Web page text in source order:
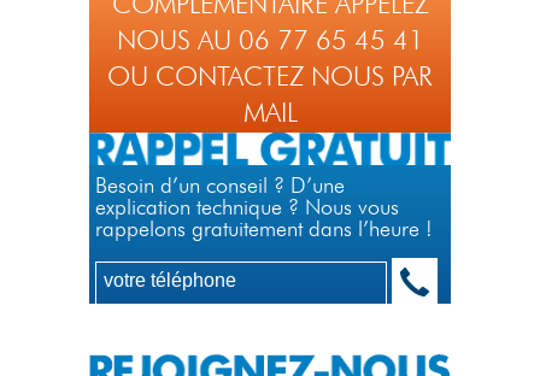
NOUS AU 06 77 65 45 41
OU CONTACTEZ NOUS PAR
MAIL
Besoin d’un conseil ? D’une
explication technique ? Nous vous
rappelons gratuitement dans l’heure !